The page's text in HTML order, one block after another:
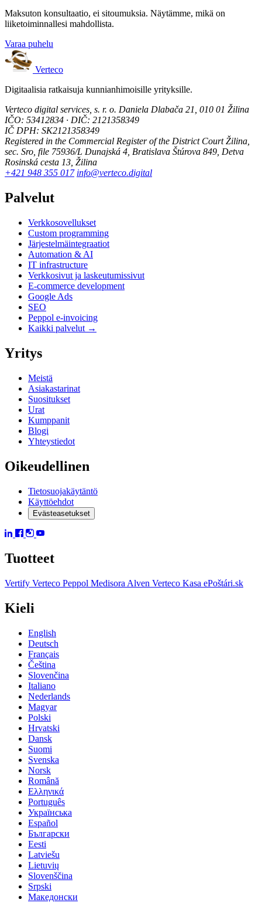
Maksuton konsultaatio, ei sitoumuksia. Näytämme, mikä on
liiketoiminnallesi mahdollista.
Varaa puhelu
Verteco
Digitaalisia ratkaisuja kunnianhimoisille yrityksille.
Verteco digital services, s. r. o. Daniela Dlabača 21, 010 01 Žilina
IČO: 53412834 · DIČ: 2121358349
IČ DPH: SK2121358349
Registered in the Commercial Register of the District Court Žilina,
sec. Sro, file 75936/L Dunajská 4, Bratislava Štúrova 849, Detva
Rosinská cesta 13, Žilina
+421 948 355 017 info@verteco.digital
Palvelut
Verkkosovellukset
Custom programming
Järjestelmäintegraatiot
Automation & AI
IT infrastructure
Verkkosivut ja laskeutumissivut
E-commerce development
Google Ads
SEO
Peppol e-invoicing
Kaikki palvelut →
Yritys
Meistä
Asiakastarinat
Suositukset
Urat
Kumppanit
Blogi
Yhteystiedot
Oikeudellinen
Tietosuojakäytäntö
Käyttöehdot
Evästeasetukset
Tuotteet
Vertify Verteco Peppol Medisora Alven Verteco Kasa ePoštári.sk
Kieli
English
Deutsch
Français
Čeština
Slovenčina
Italiano
Nederlands
Magyar
Polski
Hrvatski
Dansk
Suomi
Svenska
Norsk
Română
Ελληνικά
Português
Українська
Español
Български
Eesti
Latviešu
Lietuvių
Slovenščina
Srpski
Македонски